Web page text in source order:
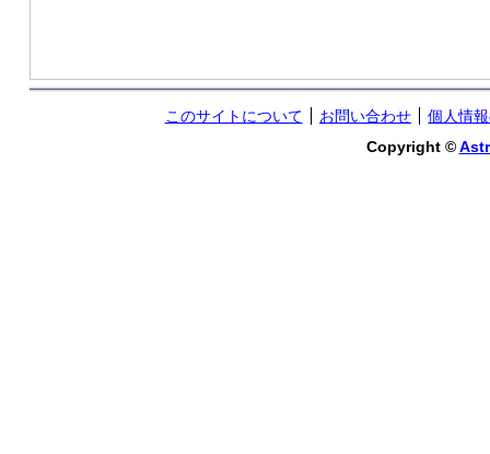
このサイトについて お問い合わせ
個人情
Copyright ©